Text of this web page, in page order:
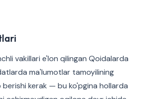
vakillari e'lon qilingan Qoidalarda
ma'lumotlar tamoyilining
kerak — bu ko'pgina hollarda